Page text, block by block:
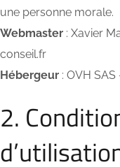
une personne morale.
Webmaster : Xavier
conseil.fr
Hébergeur : OVH
2.